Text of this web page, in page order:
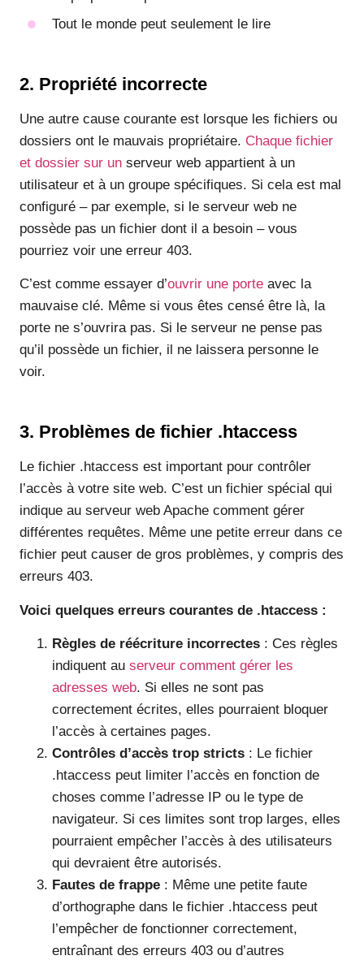
Tout le monde peut seulement le lire
2. Propriété incorrecte
Une autre cause courante est lorsque les fichiers ou
dossiers ont le mauvais propriétaire. Chaque fichier
et dossier sur un serveur web appartient à un
utilisateur et à un groupe spécifiques. Si cela est mal
configuré – par exemple, si le serveur web ne
possède pas un fichier dont il a besoin – vous
pourriez voir une erreur 403.
C’est comme essayer d’ouvrir une porte avec la
mauvaise clé. Même si vous êtes censé être là, la
porte ne s’ouvrira pas. Si le serveur ne pense pas
qu’il possède un fichier, il ne laissera personne le
voir.
3. Problèmes de fichier .htaccess
Le fichier .htaccess est important pour contrôler
l’accès à votre site web. C’est un fichier spécial qui
indique au serveur web Apache comment gérer
différentes requêtes. Même une petite erreur dans ce
fichier peut causer de gros problèmes, y compris des
erreurs 403.
Voici quelques erreurs courantes de .htaccess :
Règles de réécriture incorrectes : Ces règles
indiquent au serveur comment gérer les
adresses web. Si elles ne sont pas
correctement écrites, elles pourraient bloquer
l’accès à certaines pages.
Contrôles d’accès trop stricts : Le fichier
.htaccess peut limiter l’accès en fonction de
choses comme l’adresse IP ou le type de
navigateur. Si ces limites sont trop larges, elles
pourraient empêcher l’accès à des utilisateurs
qui devraient être autorisés.
Fautes de frappe : Même une petite faute
d’orthographe dans le fichier .htaccess peut
l’empêcher de fonctionner correctement,
entraînant des erreurs 403 ou d’autres